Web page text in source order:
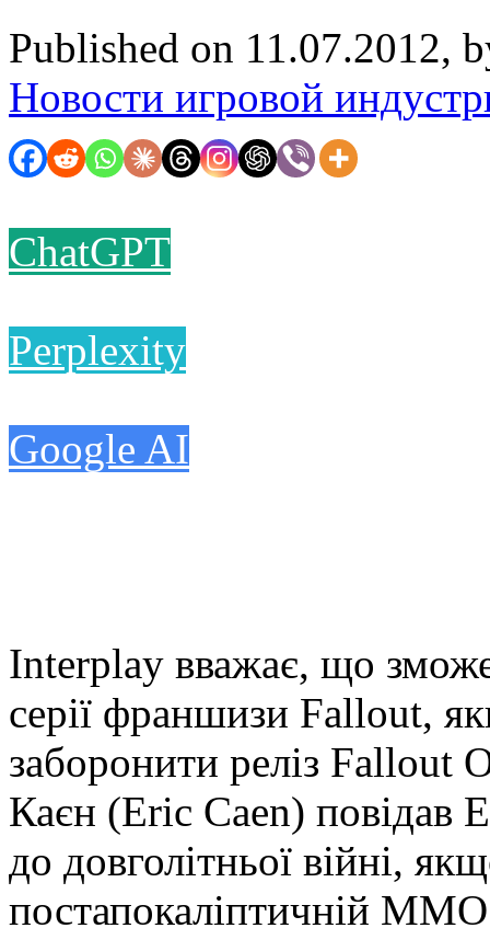
Published on 11.07.2012,
Новости игровой
ChatGPT
Perplexity
Google AI
Interplay вважає, що
серії франшизи Fallout,
заборонити реліз Fallout
Каєн (Eric Caen) повідав
до довголітньої війні,
постапокаліптичній